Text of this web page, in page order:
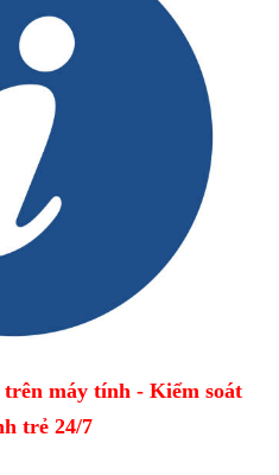
trên máy tính - Kiểm soát
trẻ 24/7